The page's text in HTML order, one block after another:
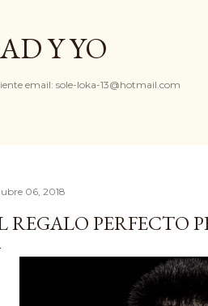
Y YO
email: sole-loka-13@hotmail.com
06, 2018
REGALO PERFECTO